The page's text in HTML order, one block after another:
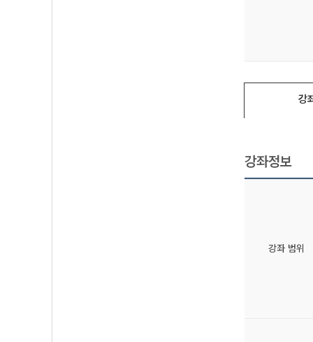
강
강좌정보
강좌 범위